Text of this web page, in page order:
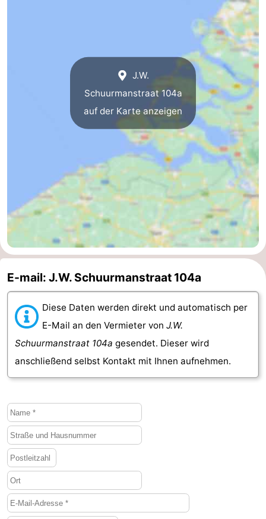
J.W.
Schuurmanstraat 104a
auf der Karte anzeigen
E-mail: J.W. Schuurmanstraat 104a
Diese Daten werden direkt und automatisch per
E-Mail an den Vermieter von J.W.
Schuurmanstraat 104a gesendet. Dieser wird
anschließend selbst Kontakt mit Ihnen aufnehmen.